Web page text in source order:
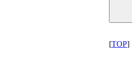
[TOP]